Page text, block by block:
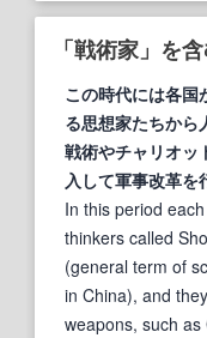
「戦術家」を
この時代には各国
る思想家たちから
戦術やチャリオッ
入して軍事改革を
In this period
thinkers called
(general term of
in China), and
weapons, such